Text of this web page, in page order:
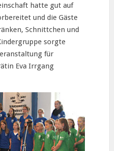
hatte gut auf
und die Gäste
Schnittchen und
sorgte
für
Eva Irrgang